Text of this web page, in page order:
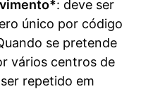
: deve ser
único por código
se pretende
vários centros de
repetido em